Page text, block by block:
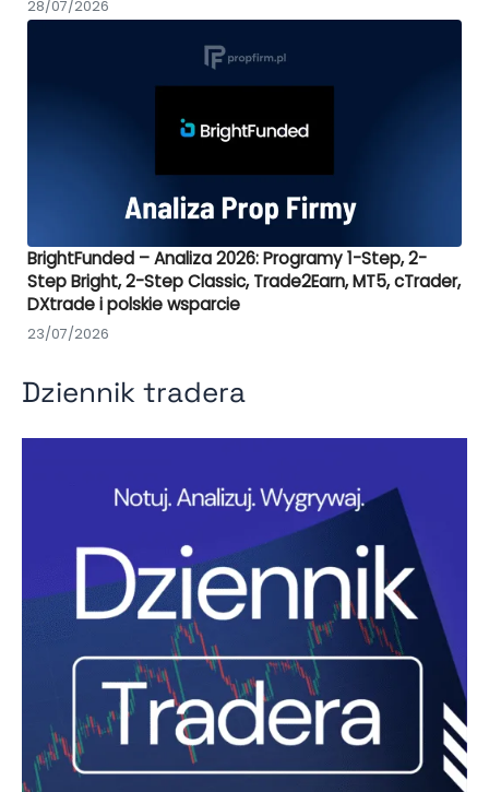
28/07/2026
BrightFunded – Analiza 2026: Programy 1-Step, 2-
Step Bright, 2-Step Classic, Trade2Earn, MT5, cTrader,
DXtrade i polskie wsparcie
23/07/2026
Dziennik tradera